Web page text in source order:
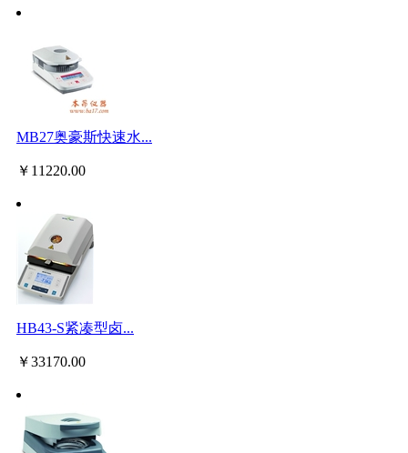
MB27奥豪斯快速水...
￥ 11220.00
HB43-S紧凑型卤...
￥33170.00